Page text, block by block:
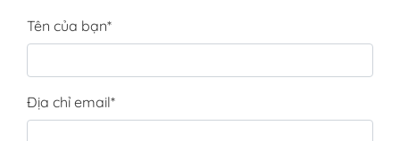
Tên của bạn*
Địa chỉ email*